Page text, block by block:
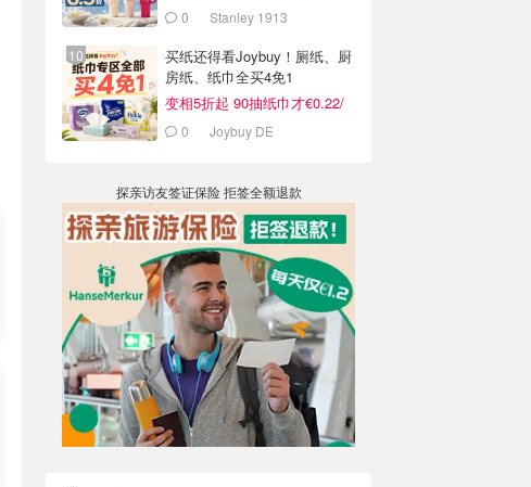
0 Stanley 1913
买纸还得看Joybuy！厕纸、厨
房纸、纸巾全买4免1
变相5折起 90抽纸巾才€0.22/
包 0 Joybuy DE
探亲访友签证保险 拒签全额退款